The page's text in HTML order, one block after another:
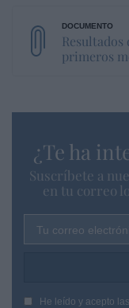
primeros
¿Te ha
Suscríbete a
en tu correo
Tu correo
He leído y acepto las